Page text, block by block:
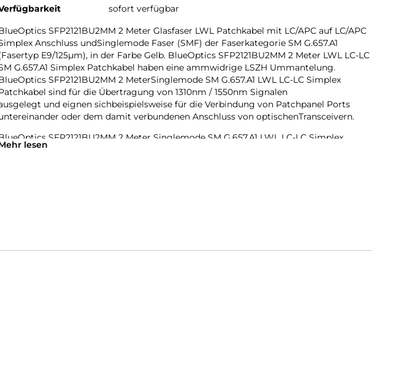
sofort verfügbar
SFP2121BU2MM 2 Meter Glasfaser LWL Patchkabel mit LC/APC auf LC/APC
Anschluss undSinglemode Faser (SMF) der Faserkategorie SM G.657.A1
E9/125µm), in der Farbe Gelb. BlueOptics SFP2121BU2MM 2 Meter LWL LC-LC
G.657.A1 Simplex Patchkabel haben eine ammwidrige LSZH Ummantelung.
SFP2121BU2MM 2 MeterSinglemode SM G.657.A1 LWL LC-LC Simplex
sind für die Übertragung von 1310nm / 1550nm Signalen
und eignen sichbeispielsweise für die Verbindung von Patchpanel Ports
oder dem damit verbundenen Anschluss von optischenTransceivern.
SFP2121BU2MM 2 Meter Singlemode SM G.657.A1 LWL LC-LC Simplex
haben einen Dämpfungswert von 0,4dB proKilometer, eine geringe
lesen